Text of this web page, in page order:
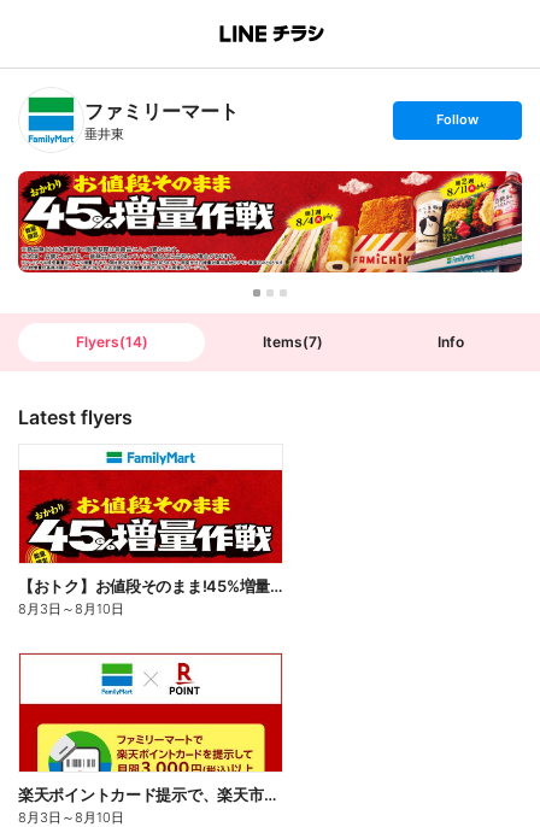
B
n
T
ファミリーマート
垂井東
s
t
o
l
l
o
w
Follow
Flyers(14) Items(7) Info
Latest flyers
【おトク】お値段そのまま!45%増量作戦!
8月3日 ～8月10日
楽天ポイントカード提示で、楽天市場でのお買い物がおトクに!
8月3日 ～8月10日